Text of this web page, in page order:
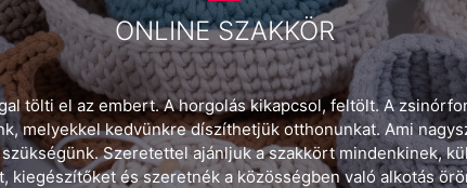
ONLINE SZAKKÖR
tölti el az embert. A horgolás kikapcsol, feltölt. A
melyekkel kedvünkre díszíthetjük otthonunkat. Ami
Szeretettel ajánljuk a szakkört mindenkinek,
kiegészítőket és szeretnék a közösségben való alkotás